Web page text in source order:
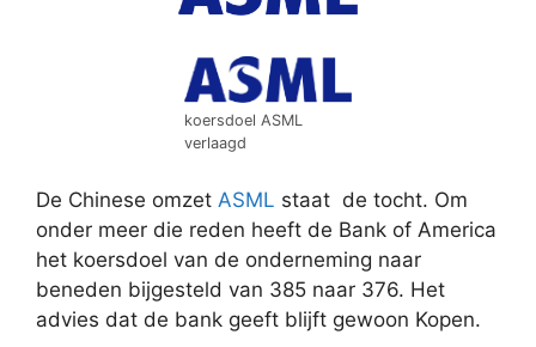
koersdoel ASML
verlaagd
De Chinese omzet ASML staat de tocht. Om
onder meer die reden heeft de Bank of America
het koersdoel van de onderneming naar
beneden bijgesteld van 385 naar 376. Het
advies dat de bank geeft blijft gewoon Kopen.